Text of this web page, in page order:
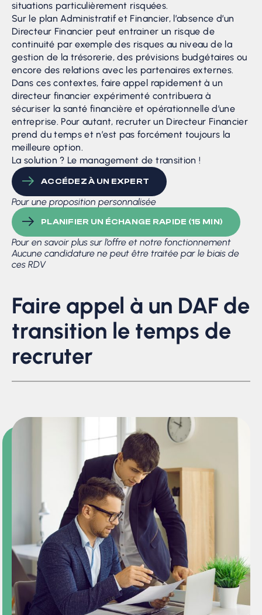
situations particulièrement risquées.
Sur le plan Administratif et Financier, l’absence d’un
Directeur Financier peut entrainer un risque de
continuité par exemple des risques au niveau de la
gestion de la trésorerie, des prévisions budgétaires ou
encore des relations avec les partenaires externes.
Dans ces contextes, faire appel rapidement à un
directeur financier expérimenté contribuera à
sécuriser la santé financière et opérationnelle d’une
entreprise. Pour autant, recruter un Directeur Financier
prend du temps et n’est pas forcément toujours la
meilleure option.
La solution ? Le management de transition !
ACCÉDEZ À UN EXPERT
Pour une proposition personnalisée
PLANIFIER UN ÉCHANGE RAPIDE (15 MIN)
Pour en savoir plus sur l’offre et notre fonctionnement
Aucune candidature ne peut être traitée par le biais de
ces RDV
Faire appel à un DAF de
transition le temps de
recruter